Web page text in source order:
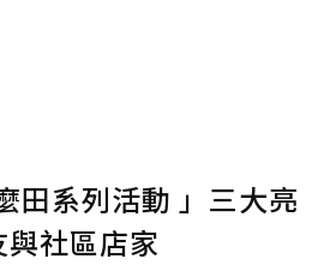
田系列活動 」三大亮
社區店家